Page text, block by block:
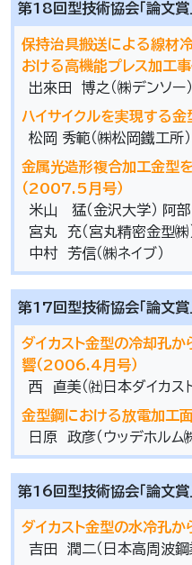
第18回型技術協会「論文賞
保持治具搬送による線材
おける高機能プレス加工
出來田 博之（㈱デンソー）
ハイサイクルを実現する
松岡 秀範（㈱松岡鐵工所）
金属光造形複合加工金型
（2007.5月号）
米山 猛（金沢大学） 阿
宮丸 充（宮丸精密金型㈱
中村 芳信（㈱ネイブ）
第17回型技術協会「論文賞
ダイカスト金型の冷却孔
響（2006.4月号）
西 直美（㈳日本ダイカス
金型鋼における放電加工
日原 政彦（ウッデホルム
第16回型技術協会「論文賞
ダイカスト金型の水冷孔
吉田 潤二（日本高周波鋼